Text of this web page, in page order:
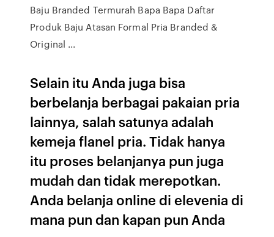
Baju Branded Termurah Bapa Bapa Daftar
Produk Baju Atasan Formal Pria Branded &
Original ...
Selain itu Anda juga bisa
berbelanja berbagai pakaian pria
lainnya, salah satunya adalah
kemeja flanel pria. Tidak hanya
itu proses belanjanya pun juga
mudah dan tidak merepotkan.
Anda belanja online di elevenia di
mana pun dan kapan pun Anda